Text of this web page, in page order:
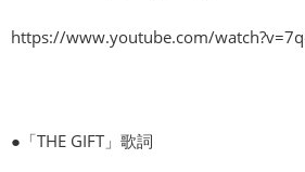
https://www.youtube.com/
●「THE GIFT」歌詞